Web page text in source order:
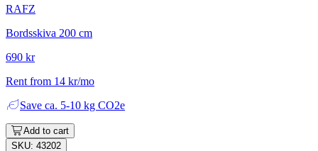
RAFZ
Bordsskiva 200 cm
690 kr
Rent from 14 kr/mo
Save ca. 5-10 kg CO2e
Add to cart
SKU: 43202